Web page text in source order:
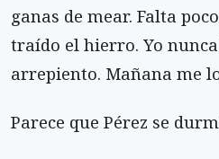
ganas de mear. Falta
traído el hierro. Yo
arrepiento. Mañana me
Parece que Pérez se